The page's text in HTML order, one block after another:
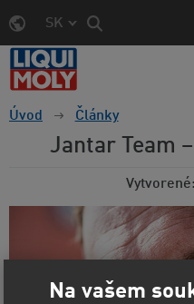
SK
Úvod Články
Jantar Team
Vytvorené
Na vašem